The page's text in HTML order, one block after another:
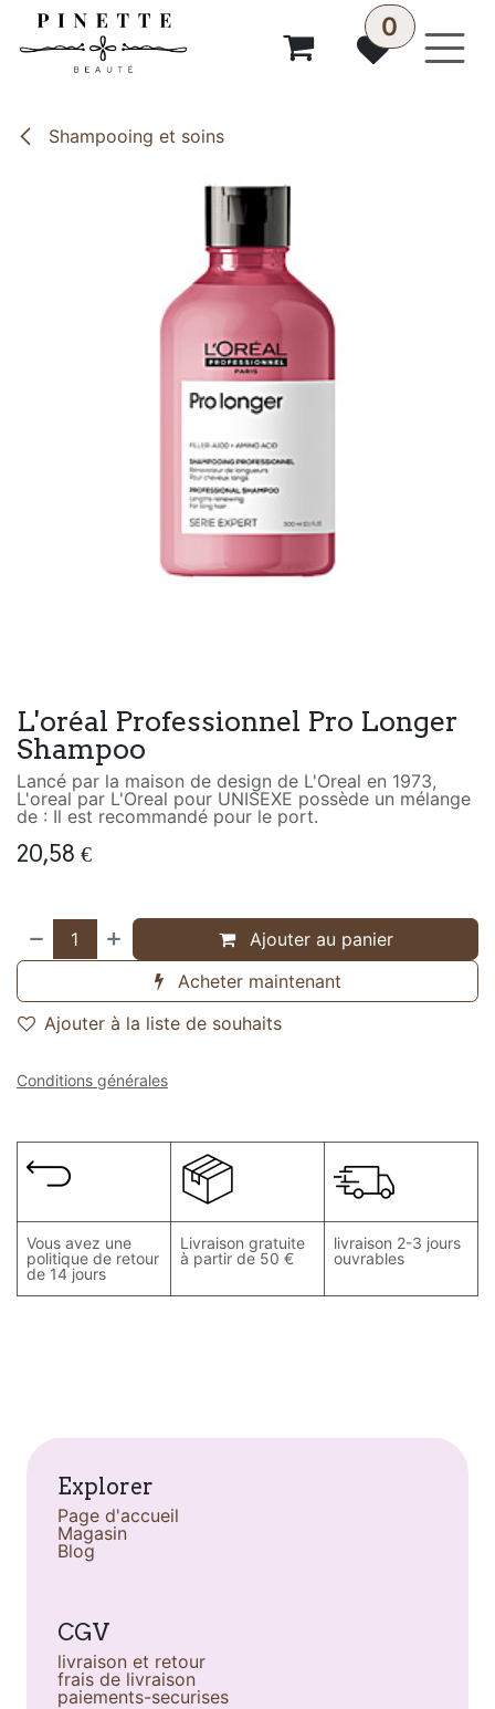
Se rendre au contenu 0
Shampooing et soins
L'oréal Professionnel Pro Longer
Shampoo
Lancé par la maison de design de L'Oreal en 1973,
L'oreal par L'Oreal pour UNISEXE possède un mélange
de : Il est recommandé pour le port.
20,58 €
Ajouter au panier
Acheter maintenant
Ajouter à la liste de souhaits
Conditions générales
Vous avez une
politique de retour
de 14 jours
Livraison gratuite
à partir de 50 €
livraison 2-3 jours
ouvrables
Explorer
Page d'accueil
Magasin
Blog
CGV
livraison et retour
frais de livraison
paiements-securises